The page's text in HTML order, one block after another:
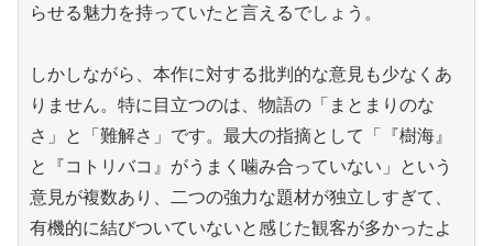
らせる魅力を持っていたと言えるでしょう。
しかしながら、本作に対する批判的な意見も少なくあ
りません。特に目立つのは、物語の「まとまりのな
さ」と「難解さ」です。最大の指摘として「『樹海』
と『コトリバコ』がうまく噛み合っていない」という
意見が複数あり、二つの強力な題材が独立しすぎて、
有機的に結びついていないと感じた観客が多かったよ